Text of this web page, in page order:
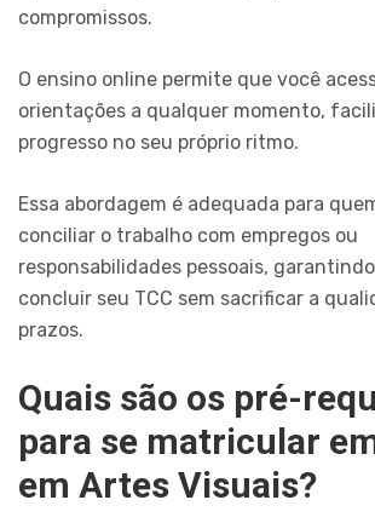
compromissos.
O ensino online permite que você
orientações a qualquer momento,
progresso no seu próprio ritmo.
Essa abordagem é adequada para
conciliar o trabalho com empregos ou
responsabilidades pessoais,
concluir seu TCC sem sacrificar a
prazos.
Quais são os pré-
para se matricular
em Artes Visuais?